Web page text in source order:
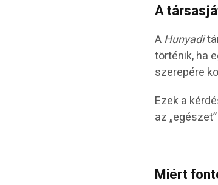
A
AHunyadi
történik, ha
szerepére
Ezek a
az
Miért